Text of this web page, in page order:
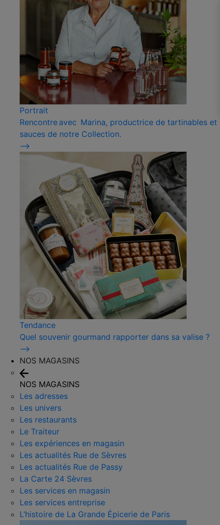
Portrait
Rencontre avec Marina, productrice de tartinables et
sauces de notre Collection.
⟶
Tendance
Quel souvenir gourmand rapporter dans sa valise ?
⟶
NOS MAGASINS
NOS MAGASINS
Les adresses
Les univers
Les restaurants
Le Traiteur
Les expériences en magasin
Les actualités Rue de Sèvres
Les actualités Rue de Passy
La Carte 24 Sèvres
Les services en magasin
Les services entreprise
L’histoire de La Grande Épicerie de Paris